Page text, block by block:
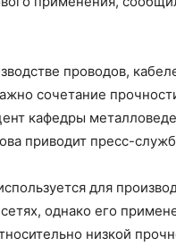
проводов,
сочетание
кафедры
приводит пресс-
для
однако его
низкой